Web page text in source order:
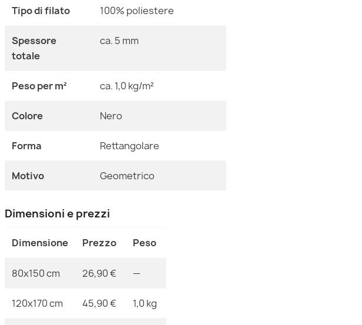
Tipo di filato 100% poliestere
Spessore
totale
ca. 5 mm
Peso per m² ca. 1,0 kg/m²
Colore Nero
Forma Rettangolare
Motivo Geometrico
Dimensioni e prezzi
Dimensione Prezzo Peso
80x150 cm 26,90 € —
120x170 cm 45,90 € 1,0 kg